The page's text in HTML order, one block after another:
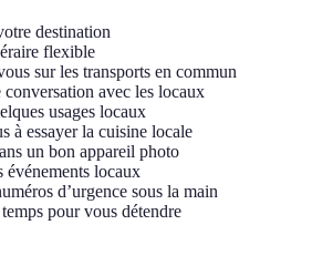
destination
flexible
sur les transports en commun
avec les locaux
usages locaux
à essayer la cuisine locale
un bon appareil photo
événements locaux
d’urgence sous la main
pour vous détendre